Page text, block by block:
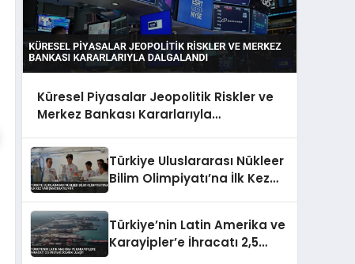
Küresel Piyasalar Jeopolitik Riskler ve
Merkez Bankası Kararlarıyla
Türkiye Uluslararası Nükleer
Bilim Olimpiyatı’na İlk Kez
Türkiye’nin Latin Amerika ve
Karayipler’e İhracatı 2,5